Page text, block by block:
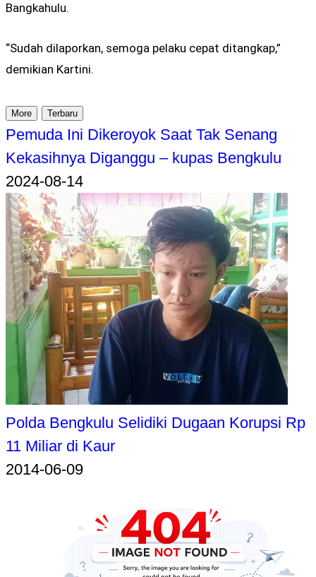
Bangkahulu.
“Sudah dilaporkan, semoga pelaku cepat ditangkap,”
demikian Kartini.
More Terbaru
Pemuda Ini Dikeroyok Saat Tak Senang
Kekasihnya Diganggu – kupas Bengkulu
2024-08-14
Polda Bengkulu Selidiki Dugaan Korupsi Rp
11 Miliar di Kaur
2014-06-09